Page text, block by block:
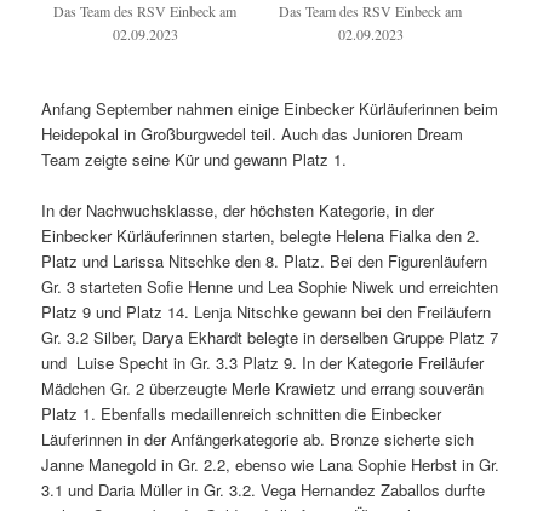
Das Team des RSV Einbeck am
02.09.2023
Das Team des RSV Einbeck am
02.09.2023
Anfang September nahmen einige Einbecker Kürläuferinnen beim
Heidepokal in Großburgwedel teil. Auch das Junioren Dream
Team zeigte seine Kür und gewann Platz 1.
In der Nachwuchsklasse, der höchsten Kategorie, in der
Einbecker Kürläuferinnen starten, belegte Helena Fialka den 2.
Platz und Larissa Nitschke den 8. Platz. Bei den Figurenläufern
Gr. 3 starteten Sofie Henne und Lea Sophie Niwek und erreichten
Platz 9 und Platz 14. Lenja Nitschke gewann bei den Freiläufern
Gr. 3.2 Silber, Darya Ekhardt belegte in derselben Gruppe Platz 7
und Luise Specht in Gr. 3.3 Platz 9. In der Kategorie Freiläufer
Mädchen Gr. 2 überzeugte Merle Krawietz und errang souverän
Platz 1. Ebenfalls medaillenreich schnitten die Einbecker
Läuferinnen in der Anfängerkategorie ab. Bronze sicherte sich
Janne Manegold in Gr. 2.2, ebenso wie Lana Sophie Herbst in Gr.
3.1 und Daria Müller in Gr. 3.2. Vega Hernandez Zaballos durfte